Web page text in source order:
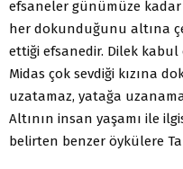
efsaneler günümüze
her dokunduğunu altına
ettiği efsanedir. Dilek
Midas çok sevdiği kızına
uzatamaz, yatağa
Altının insan yaşamı ile
belirten benzer öykülere